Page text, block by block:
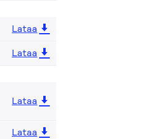
Lataa
Lataa
Lataa
Lataa